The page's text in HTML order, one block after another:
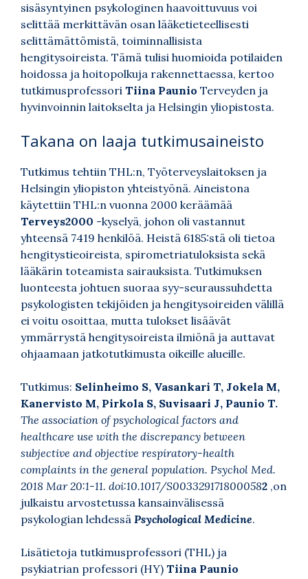
sisäsyntyinen psykologinen haavoittuvuus voi
selittää merkittävän osan lääketieteellisesti
selittämättömistä, toiminnallisista
hengitysoireista. Tämä tulisi huomioida potilaiden
hoidossa ja hoitopolkuja rakennettaessa, kertoo
tutkimusprofessori Tiina Paunio Terveyden ja
hyvinvoinnin laitokselta ja Helsingin yliopistosta.
Takana on laaja tutkimusaineisto
Tutkimus tehtiin THL:n, Työterveyslaitoksen ja
Helsingin yliopiston yhteistyönä. Aineistona
käytettiin THL:n vuonna 2000 keräämää
Terveys2000 -kyselyä, johon oli vastannut
yhteensä 7419 henkilöä. Heistä 6185:stä oli tietoa
hengitystieoireista, spirometriatuloksista sekä
lääkärin toteamista sairauksista. Tutkimuksen
luonteesta johtuen suoraa syy-seuraussuhdetta
psykologisten tekijöiden ja hengitysoireiden välillä
ei voitu osoittaa, mutta tulokset lisäävät
ymmärrystä hengitysoireista ilmiönä ja auttavat
ohjaamaan jatkotutkimusta oikeille alueille.
Tutkimus: Selinheimo S, Vasankari T, Jokela M,
Kanervisto M, Pirkola S, Suvisaari J, Paunio T.
The association of psychological factors and
healthcare use with the discrepancy between
subjective and objective respiratory-health
complaints in the general population. Psychol Med.
2018 Mar 20:1-11. doi:10.1017/S0033291718000582 ,on
julkaistu arvostetussa kansainvälisessä
psykologian lehdessä Psychological Medicine.
Lisätietoja tutkimusprofessori (THL) ja
psykiatrian professori (HY) Tiina Paunio